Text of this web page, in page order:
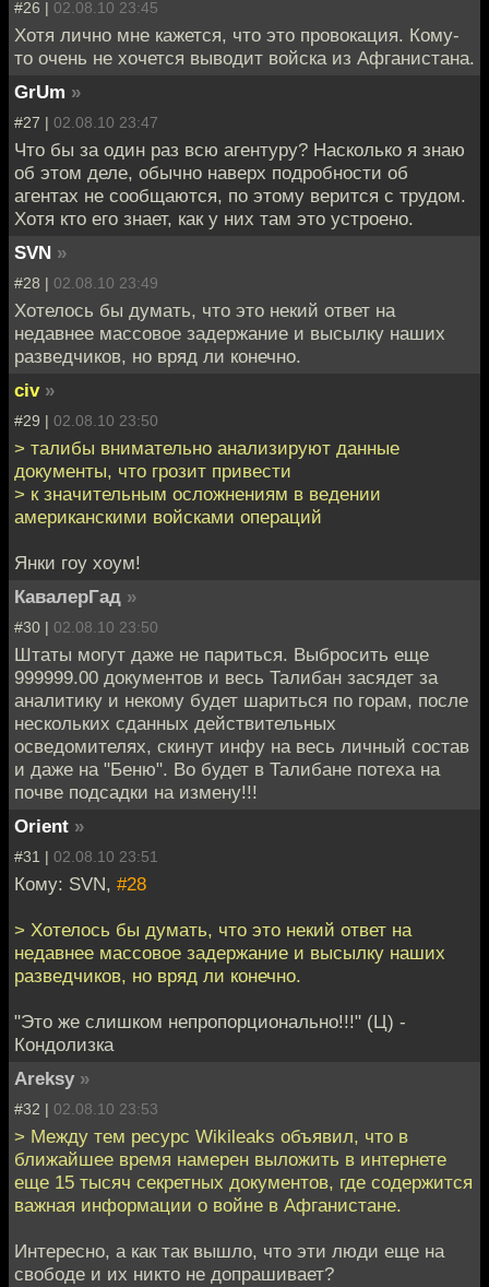
#26 | 02.08.10 23:45
Хотя лично мне кажется, что это провокация. Кому-
то очень не хочется выводит войска из Афганистана.
GrUm »
#27 | 02.08.10 23:47
Что бы за один раз всю агентуру? Насколько я знаю
об этом деле, обычно наверх подробности об
агентах не сообщаются, по этому верится с трудом.
Хотя кто его знает, как у них там это устроено.
SVN »
#28 | 02.08.10 23:49
Хотелось бы думать, что это некий ответ на
недавнее массовое задержание и высылку наших
разведчиков, но вряд ли конечно.
civ »
#29 | 02.08.10 23:50
> талибы внимательно анализируют данные
документы, что грозит привести
> к значительным осложнениям в ведении
американскими войсками операций
Янки гоу хоум!
КавалерГад »
#30 | 02.08.10 23:50
Штаты могут даже не париться. Выбросить еще
999999.00 документов и весь Талибан засядет за
аналитику и некому будет шариться по горам, после
нескольких сданных действительных
осведомителях, скинут инфу на весь личный состав
и даже на "Беню". Во будет в Талибане потеха на
почве подсадки на измену!!!
Orient »
#31 | 02.08.10 23:51
Кому: SVN, #28
> Хотелось бы думать, что это некий ответ на
недавнее массовое задержание и высылку наших
разведчиков, но вряд ли конечно.
"Это же слишком непропорционально!!!" (Ц) -
Кондолизка
Areksy »
#32 | 02.08.10 23:53
> Между тем ресурс Wikileaks объявил, что в
ближайшее время намерен выложить в интернете
еще 15 тысяч секретных документов, где содержится
важная информации о войне в Афганистане.
Интересно, а как так вышло, что эти люди еще на
свободе и их никто не допрашивает?